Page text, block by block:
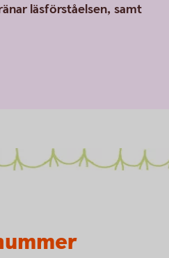
läsförståelsen, samt